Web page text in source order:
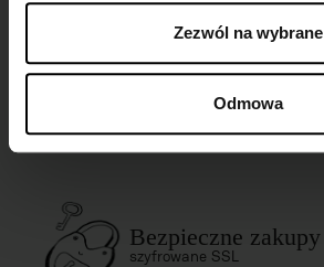
Zezwól na wybrane
Odmowa
Darmowa dostawa
Bezpieczne zakupy
szyfrowane SSL